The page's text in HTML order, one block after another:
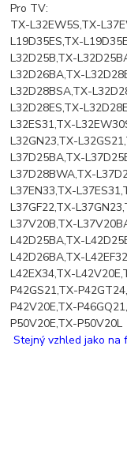
Pro TV:
TX-L32EW5S,TX-
L19D35ES,TX-
L32D25B,TX-
L32D26BA,TX-
L32D28BSA,TX-
L32D28ES,TX-
L32ES31,TX-
L32GN23,TX-
L37D25BA,TX-
L37D28BWA,TX-
L37EN33,TX-
L37GF22,TX-
L37V20B,TX-
L42D25BA,TX-
L42D26BA,TX-
L42EX34,TX-
P42GS21,TX-
P42V20E,TX-
P50V20E,TX-P50V20L
Stejný vzhled jako na